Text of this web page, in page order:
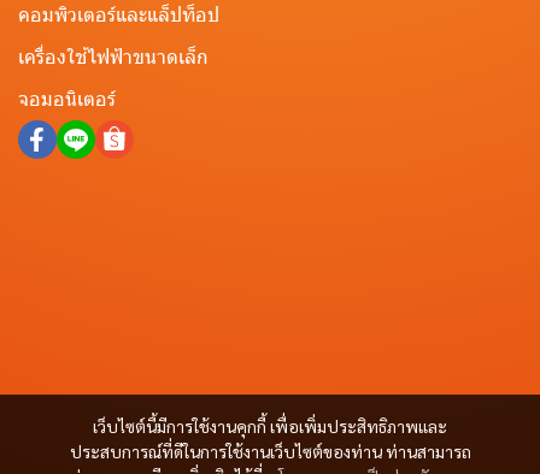
เว็บไซต์นี้มีการใช้งานคุกกี้ เพื่อเพิ่มประสิทธิภาพและ
ประสบการณ์ที่ดีในการใช้งานเว็บไซต์ของท่าน ท่านสามารถ
คอมพิวเตอร์และแล็ปท็อป
เครื่องใช้ไฟฟ้าขนาดเล็ก
จอมอนิเตอร์